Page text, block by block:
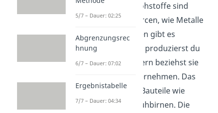
Fremdbauteile
. Rohstoffe sind
natürliche Ressourcen, wie Metalle
oder Holz. Daneben gibt es
Fremdbauteile. Sie produzierst du
nicht selber, sondern beziehst sie
von externen Unternehmen. Das
sind zum Beispiel Bauteile wie
Schlösser oder Glühbirnen. Die
5/7 – Dauer: 02:25
Abgrenzungsrec
hnung
6/7 – Dauer: 07:02
Ergebnistabelle
7/7 – Dauer: 04:34